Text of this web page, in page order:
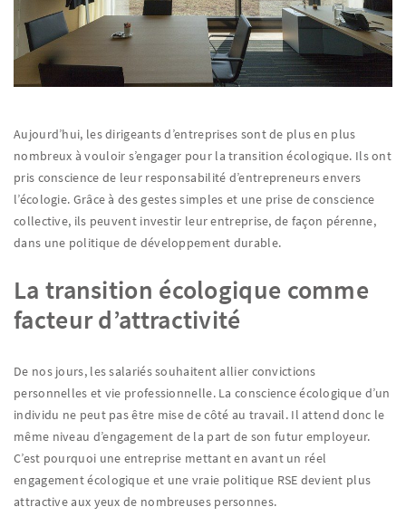
Aujourd’hui, les dirigeants d’entreprises sont de plus en plus
nombreux à vouloir s’engager pour la transition écologique. Ils ont
pris conscience de leur responsabilité d’entrepreneurs envers
l’écologie. Grâce à des gestes simples et une prise de conscience
collective, ils peuvent investir leur entreprise, de façon pérenne,
dans une politique de développement durable.
La transition écologique comme
facteur d’attractivité
De nos jours, les salariés souhaitent allier convictions
personnelles et vie professionnelle. La conscience écologique d’un
individu ne peut pas être mise de côté au travail. Il attend donc le
même niveau d’engagement de la part de son futur employeur.
C’est pourquoi une entreprise mettant en avant un réel
engagement écologique et une vraie politique RSE devient plus
attractive aux yeux de nombreuses personnes.